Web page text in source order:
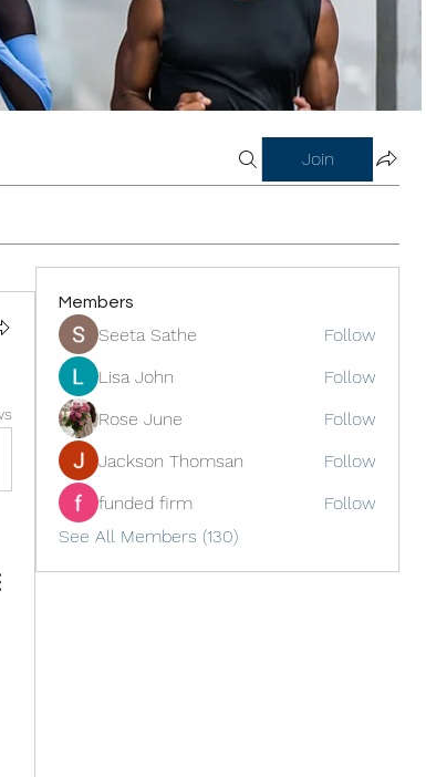
Join
Members
Seeta Sathe
Follow
Lisa John
Follow
Rose June
Follow
Jackson Thomsan
Follow
funded firm
Follow
See All Members (130)